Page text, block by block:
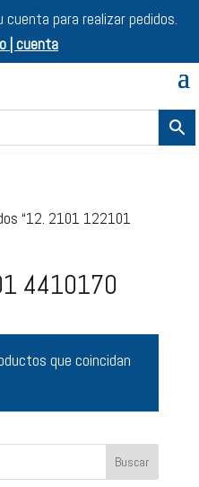
para realizar pedidos.
| cuenta
“12. 2101 122101
4410170
que coincidan
Buscar